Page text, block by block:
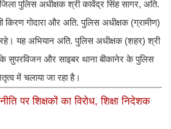
पुलिस अधीक्षक श्री कावेंद्र सिंह सागर, अति.
गोदारा और अति. पुलिस अधीक्षक (ग्रामीण)
रहे। यह अभियान अति. पुलिस अधीक्षक (शहर) श्री
के सुपरविजन और साइबर थाना बीकानेर के पुलिस
में चलाया जा रहा है।
पर शिक्षकों का विरोध, शिक्षा निदेशक